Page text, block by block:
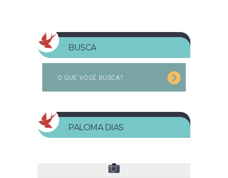
BUSCA
PALOMA DIAS